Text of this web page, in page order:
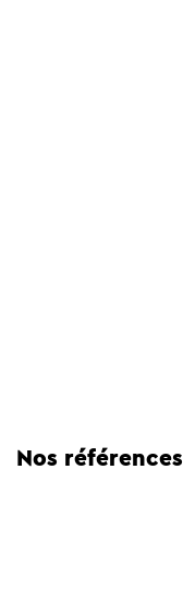
Nos références